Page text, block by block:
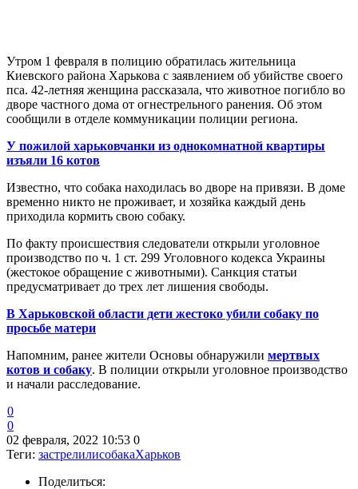
Утром 1 февраля в полицию обратилась жительница
Киевского района Харькова с заявлением об убийстве своего
пса. 42-летняя женщина рассказала, что животное погибло во
дворе частного дома от огнестрельного ранения. Об этом
сообщили в отделе коммуникации полиции региона.
У пожилой харьковчанки из однокомнатной квартиры
изъяли 16 котов
Известно, что собака находилась во дворе на привязи. В доме
временно никто не проживает, и хозяйка каждый день
приходила кормить свою собаку.
По факту происшествия следователи открыли уголовное
производство по ч. 1 ст. 299 Уголовного кодекса Украины
(жестокое обращение с животными). Санкция статьи
предусматривает до трех лет лишения свободы.
В Харьковской области дети жестоко убили собаку по
просьбе матери
Напомним, ранее жители Основы обнаружили мертвых
котов и собаку. В полиции открыли уголовное производство
и начали расследование.
0
0
02 февраля, 2022 10:53 0
Теги: застрелилисобакаХарьков
Поделиться: